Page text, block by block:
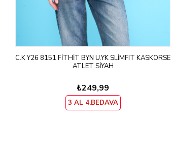
C.K Y26 8151 FITHIT BYN U.YK SLIMFIT KASKORSE
ATLET SIYAH
₺249,99
3 AL 4.BEDAVA